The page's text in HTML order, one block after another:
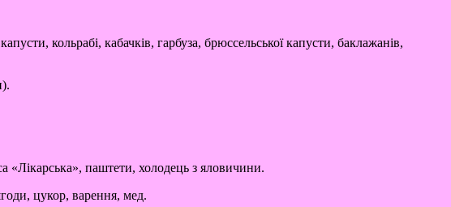
кольрабі, кабачків, гарбуза, брюссельської капусти, баклажанів,
«Лікарська», паштети, холодець з яловичини.
цукор, варення, мед.